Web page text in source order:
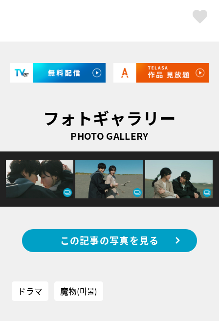
フォトギャラリー
PHOTO GALLERY
この記事の写真を見る
ドラマ 魔物(마물)